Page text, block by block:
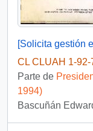
CL CLUAH 1-92-
Parte de
1994)
Bascuñán